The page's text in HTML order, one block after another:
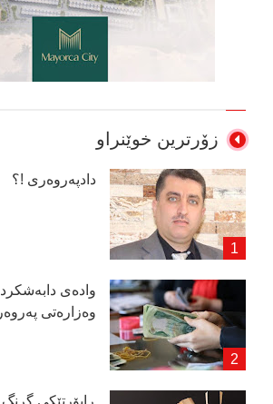
زۆرترین خوێنراو
دادپەروەری !؟
وادەی
وەزارەتی